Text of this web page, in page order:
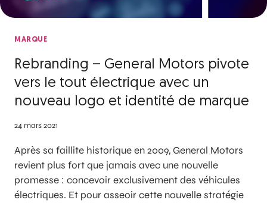
MARQUE
Rebranding – General Motors pivote
vers le tout électrique avec un
nouveau logo et identité de marque
24 mars 2021
Après sa faillite historique en 2009, General Motors
revient plus fort que jamais avec une nouvelle
promesse : concevoir exclusivement des véhicules
électriques. Et pour asseoir cette nouvelle stratégie